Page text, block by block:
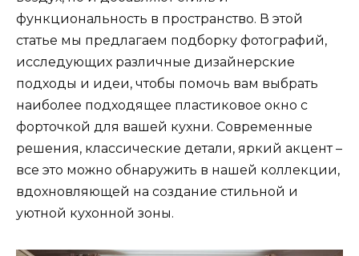
функциональность в пространство. В этой
статье мы предлагаем подборку фотографий,
исследующих различные дизайнерские
подходы и идеи, чтобы помочь вам выбрать
наиболее подходящее пластиковое окно с
форточкой для вашей кухни. Современные
решения, классические детали, яркий акцент –
все это можно обнаружить в нашей коллекции,
вдохновляющей на создание стильной и
уютной кухонной зоны.